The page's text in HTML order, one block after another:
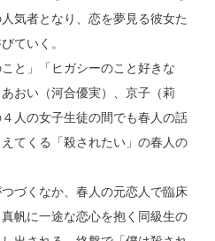
気者となり、恋を夢見る彼女た
ていく。
と」「ヒガシーのこと好きな
おい（河合優実）、京子（莉
人の女子生徒の間でも春人の話
てくる「殺されたい」の春人の
づくなか、春人の元恋人で臨床
帆に一途な恋心を抱く同級生の